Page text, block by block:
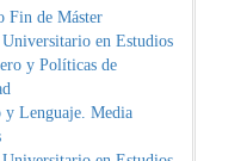
Fin de Máster
en Estudios
y Políticas de
y Lenguaje. Media